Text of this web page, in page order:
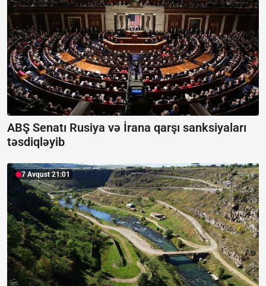
ABŞ Senatı Rusiya və İrana qarşı sanksiyaları
təsdiqləyib
7 Avqust 21:01